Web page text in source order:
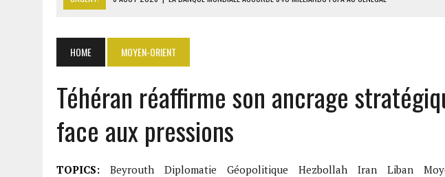
6 AOÛT 2026 | SÉNÉGAL : ABDOU KHADIR SOW QUITTE LE PRP POUR SOUTENIR DIOMAYE FAYE
6 AOÛT 2026
CÔTE D’IVOIRE-UE : 1 074 LIGNES TARIFAIRES DANS LA 4E PHASE DE L’APE
HOME MOYEN-ORIENT
Téhéran réaffirme son ancrage
face aux pressions
TOPICS: Beyrouth Diplomatie Géopolitique Hezbollah Iran Liban